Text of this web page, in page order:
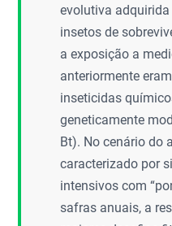
evolutiva
insetos de
a exposição a
anteriormente
inseticidas
geneticamente
Bt). No cenário do
caracterizado por
intensivos com
safras anuais, a